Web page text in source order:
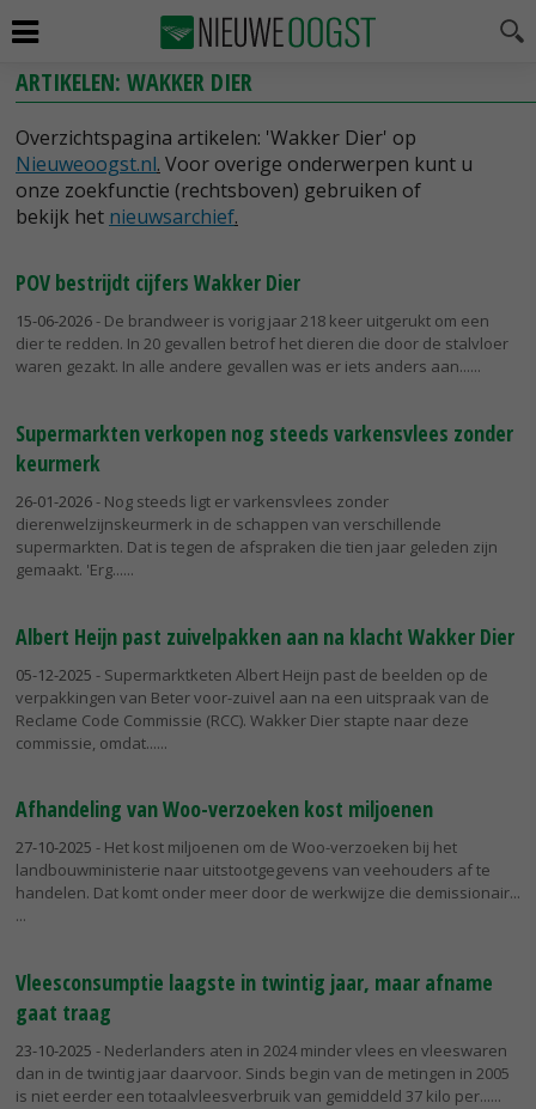
ARTIKELEN: WAKKER DIER
Overzichtspagina artikelen: 'Wakker Dier' op
Nieuweoogst.nl. Voor overige onderwerpen kunt u
onze zoekfunctie (rechtsboven) gebruiken of
bekijk het nieuwsarchief.
POV bestrijdt cijfers Wakker Dier
15-06-2026- De brandweer is vorig jaar 218 keer uitgerukt om een
dier te redden. In 20 gevallen betrof het dieren die door de stalvloer
waren gezakt. In alle andere gevallen was er iets anders aan...
Supermarkten verkopen nog steeds varkensvlees zonder
keurmerk
26-01-2026- Nog steeds ligt er varkensvlees zonder
dierenwelzijnskeurmerk in de schappen van verschillende
supermarkten. Dat is tegen de afspraken die tien jaar geleden zijn
gemaakt. 'Erg...
Albert Heijn past zuivelpakken aan na klacht Wakker Dier
05-12-2025 - Supermarktketen Albert Heijn past de beelden op de
verpakkingen van Beter voor-zuivel aan na een uitspraak van de
Reclame Code Commissie (RCC). Wakker Dier stapte naar deze
commissie, omdat...
Afhandeling van Woo-verzoeken kost miljoenen
27-10-2025 - Het kost miljoenen om de Woo-verzoeken bij het
landbouwministerie naar uitstootgegevens van veehouders af te
handelen. Dat komt onder meer door de werkwijze die demissionair...
Vleesconsumptie laagste in twintig jaar, maar afname
gaat traag
23-10-2025 - Nederlanders aten in 2024 minder vlees en vleeswaren
dan in de twintig jaar daarvoor. Sinds begin van de metingen in 2005
is niet eerder een totaalvleesverbruik van gemiddeld 37 kilo per...